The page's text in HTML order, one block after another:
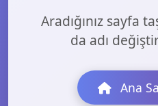
Aradığınız sayfa
da adı
Ana